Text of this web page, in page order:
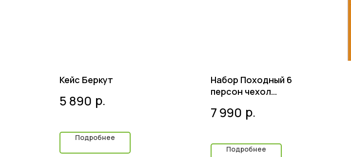
Кейс Беркут
5 890 р.
Подробнее
Набор Походный 6
персон чехол
7 990 р.
Подробнее